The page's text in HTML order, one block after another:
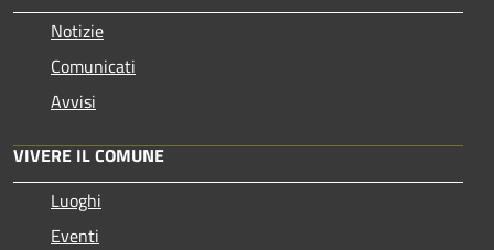
Notizie
Comunicati
Avvisi
VIVERE IL COMUNE
Luoghi
Eventi